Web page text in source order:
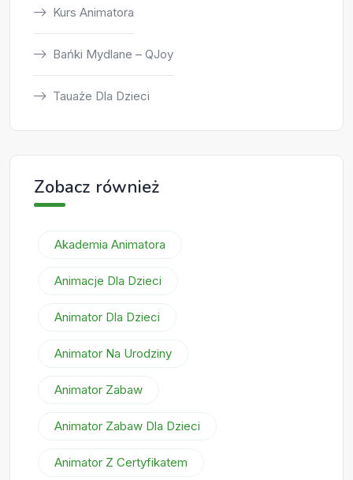
Kurs Animatora
Bańki Mydlane – QJoy
Tauaże Dla Dzieci
Zobacz również
Akademia Animatora
Animacje Dla Dzieci
Animator Dla Dzieci
Animator Na Urodziny
Animator Zabaw
Animator Zabaw Dla Dzieci
Animator Z Certyfikatem